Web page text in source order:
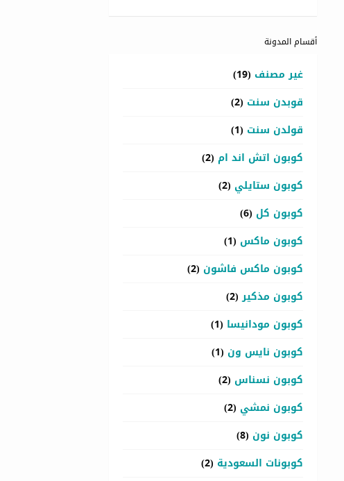
أقسام المدونة
غير مصنف (19)
قوبدن سنت (2)
قولدن سنت (1)
كوبون اتش اند ام (2)
كوبون ستايلي (2)
كوبون كل (6)
كوبون ماكس (1)
كوبون ماكس فاشون (2)
كوبون مذكير(2)
كوبون مودانيسا (1)
كوبون نايس ون (1)
كوبون نسناس (2)
كوبون نمشي (2)
كوبون نون (8)
كوبونات السعودية (2)